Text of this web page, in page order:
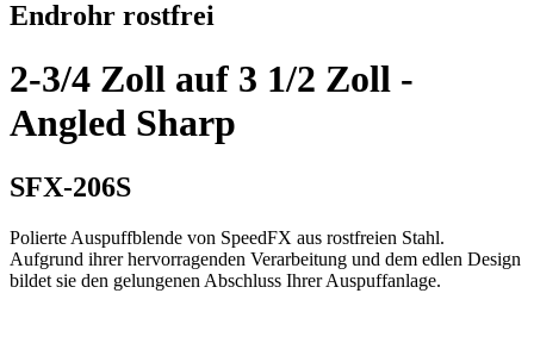
Endrohr rostfrei
2-3/4 Zoll auf 3 1/2 Zoll -
Angled Sharp
SFX-206S
Polierte Auspuffblende von SpeedFX aus rostfreien Stahl.
Aufgrund ihrer hervorragenden Verarbeitung und dem edlen Design
bildet sie den gelungenen Abschluss Ihrer Auspuffanlage.